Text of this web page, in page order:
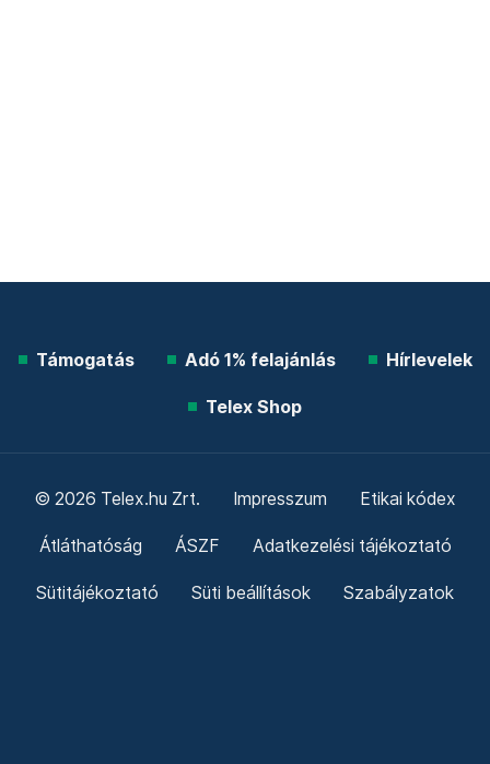
Támogatás Adó 1% felajánlás Hírlevelek
Telex Shop
© 2026 Telex.hu Zrt. Impresszum Etikai kódex
Átláthatóság ÁSZF Adatkezelési tájékoztató
Sütitájékoztató Süti beállítások Szabályzatok